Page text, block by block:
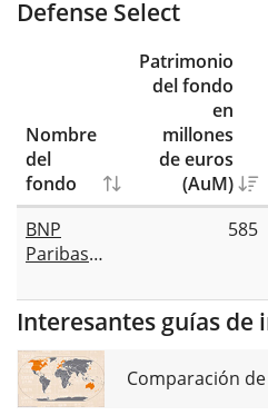
Defense Select
Nombre
del
fondo
Patrimonio
del fondo
en
millones
de euros
(AuM)
BNP
Paribas
Bloomberg
Europe
Defense
UCITS ETF
Acc
585
Interesantes guías de
Comparación de